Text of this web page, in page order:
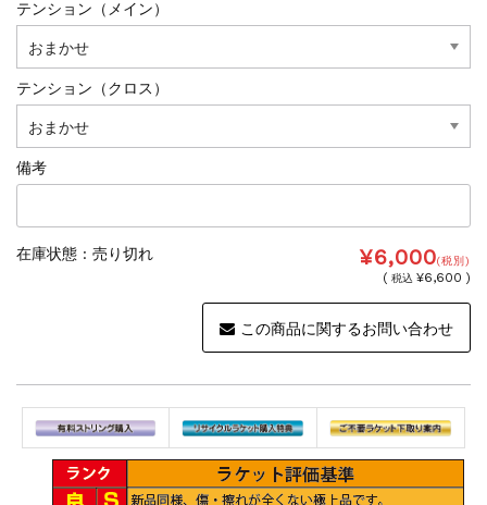
テンション（メイン）
テンション（クロス）
備考
在庫状態 : 売り切れ ¥6,000(税別)
(税込 ¥6,600 )
この商品に関するお問い合わせ